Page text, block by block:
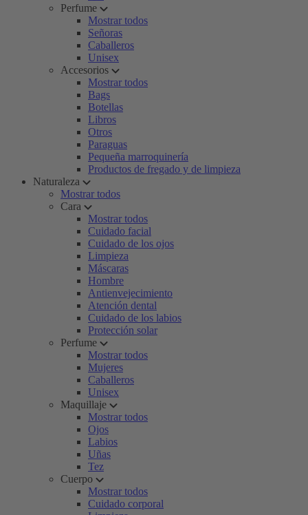
Perfume
Mostrar todos
Señoras
Caballeros
Unisex
Accesorios
Mostrar todos
Bags
Botellas
Libros
Otros
Paraguas
Pequeña marroquinería
Productos de fregado y de limpieza
Naturaleza
Mostrar todos
Cara
Mostrar todos
Cuidado facial
Cuidado de los ojos
Limpieza
Máscaras
Hombre
Antienvejecimiento
Atención dental
Cuidado de los labios
Protección solar
Perfume
Mostrar todos
Mujeres
Caballeros
Unisex
Maquillaje
Mostrar todos
Ojos
Labios
Uñas
Tez
Cuerpo
Mostrar todos
Cuidado corporal